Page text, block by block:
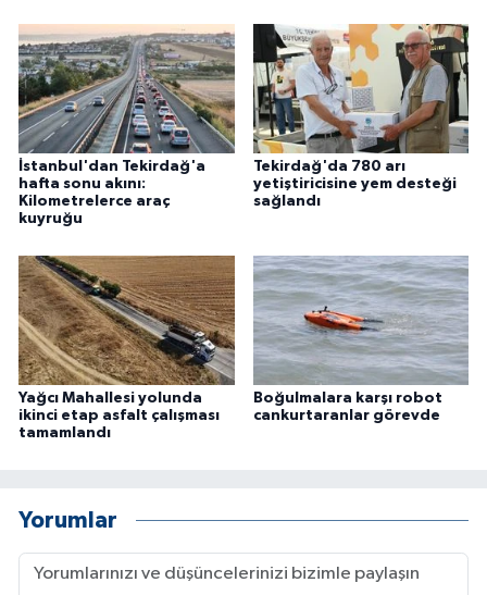
İstanbul'dan Tekirdağ'a
hafta sonu akını:
Kilometrelerce araç
kuyruğu
Tekirdağ'da 780 arı
yetiştiricisine yem desteği
sağlandı
Yağcı Mahallesi yolunda
ikinci etap asfalt çalışması
tamamlandı
Boğulmalara karşı robot
cankurtaranlar görevde
Yorumlar